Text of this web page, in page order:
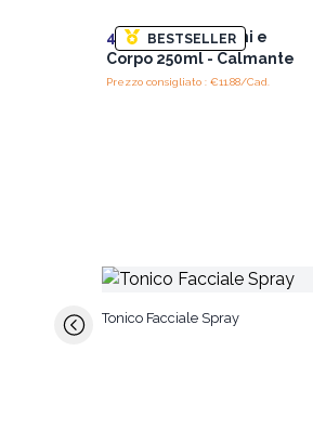
BESTSELLER
4x Lozioni per Mani e
Corpo 250ml - Calmante
Prezzo consigliato : €11.88/Cad.
Tonico Facciale Spray